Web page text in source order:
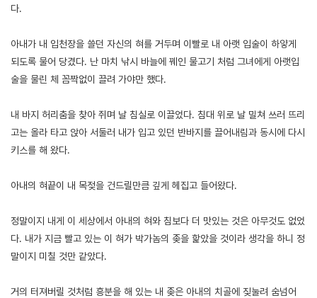
다.
아내가 내 입천장을 쓸던 자신의 혀를 거두며 이빨로 내 아랫 입술이 하얗게
되도록 물어 당겼다. 난 마치 낚시 바늘에 꿰인 물고기 처럼 그녀에게 아랫입
술을 물린 체 꼼짝없이 끌려 가야만 했다.
내 바지 허리춤을 찾아 쥐며 날 침실로 이끌었다. 침대 위로 날 밀쳐 쓰러 뜨리
고는 올라 타고 앉아 서둘러 내가 입고 있던 반바지를 끌어내림과 동시에 다시
키스를 해 왔다.
아내의 혀끝이 내 목젖을 건드릴만큼 깊게 헤집고 들어왔다.
정말이지 내게 이 세상에서 아내의 혀와 침보다 더 맛있는 것은 아무것도 없었
다. 내가 지금 빨고 있는 이 혀가 박가놈의 좆을 핥았을 것이라 생각을 하니 정
말이지 미칠 것만 같았다.
거의 터져버릴 것처럼 흥분을 해 있는 내 좆은 아내의 치골에 짖눌려 숨넘어